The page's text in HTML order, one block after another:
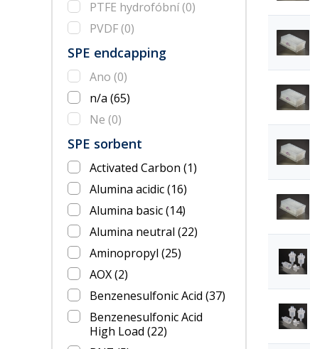
PTFE hydrofóbní(0)
PVDF(0)
SPE endcapping
Ano (0)
n/a (65)
Ne (0)
SPE sorbent
Activated Carbon (1)
Alumina acidic(16)
Alumina basic(14)
Alumina neutral (22)
Aminopropyl (25)
AOX(2)
Benzenesulfonic Acid (37)
Benzenesulfonic Acid
High Load (22)